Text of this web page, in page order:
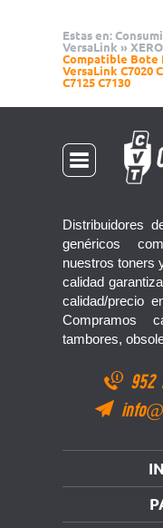
Estas en:
VersaLink »
Compatible Bote
VersaLink C7020
C7125 C7130
Distribuidores
genéricos
nuestros toners
calidad
calidad/precio
Compramos
tambores,
952